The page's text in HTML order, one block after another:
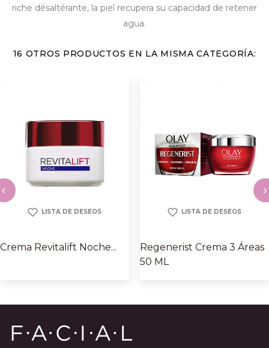
riche désaltérante, la piel recupera su capacidad de retener
agua.
16 OTROS PRODUCTOS EN LA MISMA CATEGORÍA:
LISTA DE DESEOS
Crema Revitalift Noche...
LISTA DE DESEOS
Regenerist Crema 3 Áreas
50 ML